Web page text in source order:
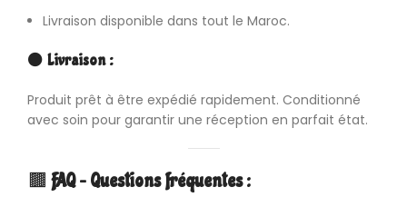
Livraison disponible dans tout le Maroc.
⚫ Livraison :
Produit prêt à être expédié rapidement. Conditionné
avec soin pour garantir une réception en parfait état.
🟫 FAQ – Questions fréquentes :